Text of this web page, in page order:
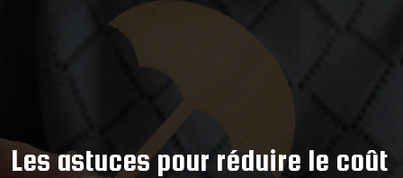
Les astuces pour réduire le coût